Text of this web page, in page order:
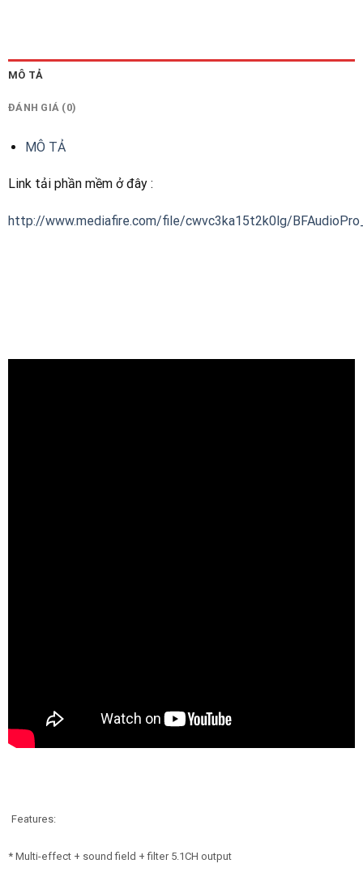
MÔ TẢ
ĐÁNH GIÁ (0)
MÔ TẢ
Link tải phần mềm ở đây :
http://www.mediafire.com/file/cwvc3ka15t2k0lg/
Features:
* Multi-effect + sound field + filter 5.1CH output